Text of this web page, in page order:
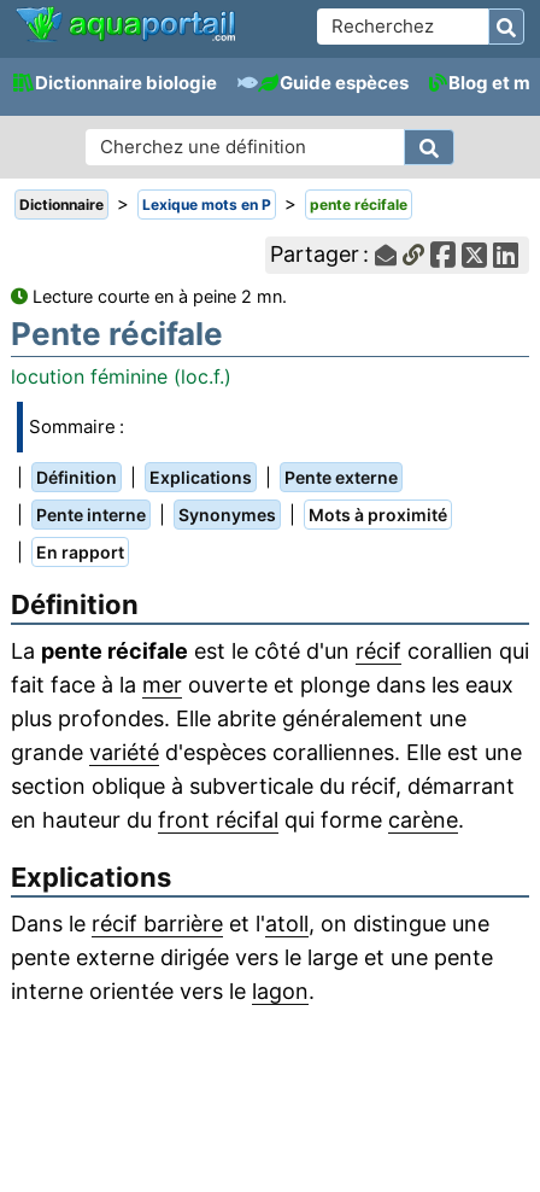
Dictionnaire biologie Guide espèces Blog et
Dictionnaire > Lexique mots en P > pente récifale
Partager :
Lecture courte en à peine 2 mn.
Pente récifale
locution féminine (loc.f.)
Sommaire :
Définition Explications Pente externe
Pente interne Synonymes Mots à proximité
En rapport
Définition
La pente récifale est le côté d'un récif corallien qui
fait face à la merouverte et plonge dans les eaux
plus profondes. Elle abrite généralement une
grande variétéd'espèces coralliennes. Elle est une
section oblique à subverticale du récif, démarrant
en hauteur du front récifal qui forme carène.
Explications
Dans le récif barrièreet l'atoll, on distingue une
pente externe dirigée vers le large et une pente
interne orientée vers le lagon.